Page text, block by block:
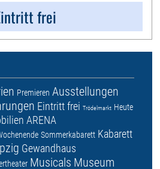
frei
Premieren Ausstellungen
Eintritt frei Trödelmarkt Heute
ARENA
Sommerkabarett Kabarett
Gewandhaus
Musicals Museum